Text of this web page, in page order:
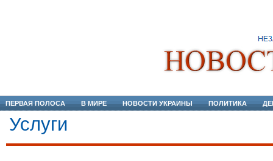
ПЕРВАЯ ПОЛОСА В МИРЕ НОВОСТИ УКРАИНЫ ПОЛИТИКА
Услуги